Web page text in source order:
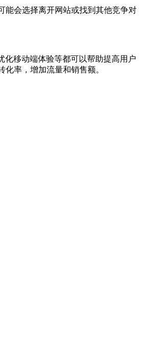
能会选择离开网站或找到其他竞争对
化移动端体验等都可以帮助提高用户
率，增加流量和销售额。